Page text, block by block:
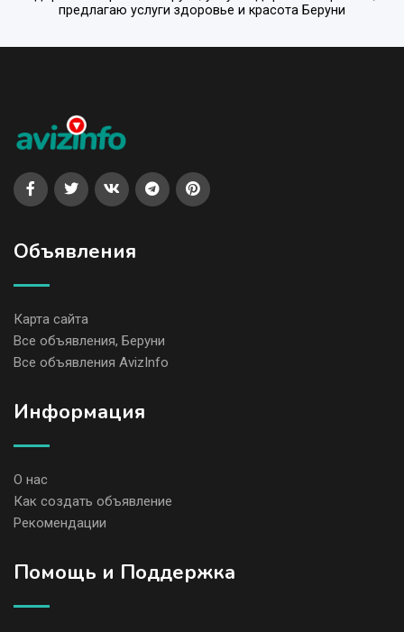
предлагаю услуги здоровье и красота Беруни
Объявления
Карта сайта
Все объявления, Беруни
Все объявления AvizInfo
Информация
О нас
Как создать объявление
Рекомендации
Помощь и Поддержка